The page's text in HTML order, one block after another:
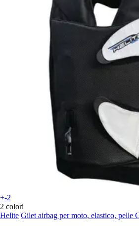
+-2
2 colori
Helite Gilet airbag per moto, elastico, pelle